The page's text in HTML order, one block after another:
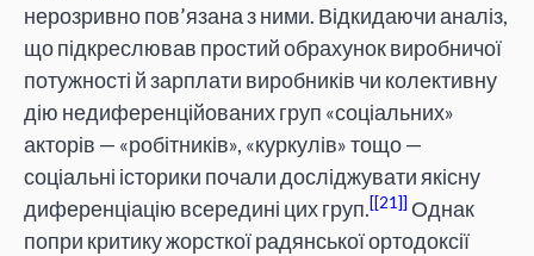
нерозривно пов’язана з ними. Відкидаючи аналіз,
що підкреслював простий обрахунок виробничої
потужності й зарплати виробників чи колективну
дію недиференційованих груп «соціальних»
акторів — «робітників», «куркулів» тощо —
соціальні історики почали досліджувати якісну
диференціацію всередині цих груп. [21]
Однак
попри критику жорсткої радянської ортодоксії